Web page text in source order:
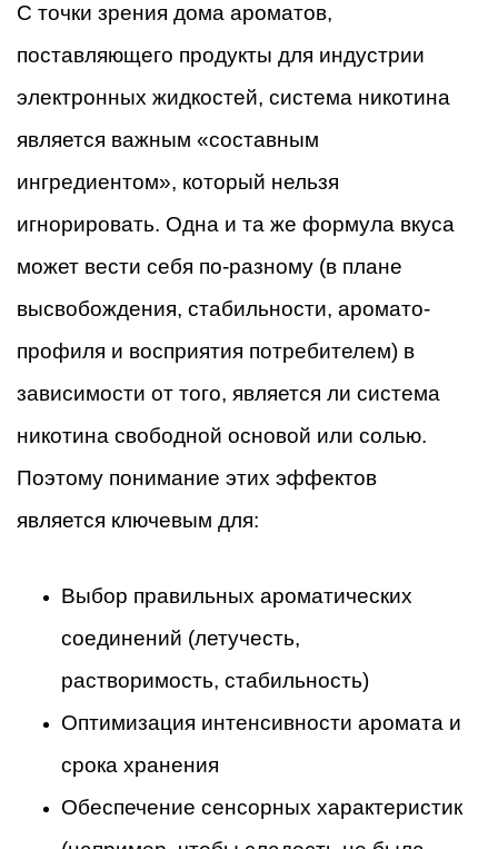
С точки зрения дома ароматов,
поставляющего продукты для индустрии
электронных жидкостей, система никотина
является важным «составным
ингредиентом», который нельзя
игнорировать. Одна и та же формула вкуса
может вести себя по-разному (в плане
высвобождения, стабильности, аромато-
профиля и восприятия потребителем) в
зависимости от того, является ли система
никотина свободной основой или солью.
Поэтому понимание этих эффектов
является ключевым для:
Выбор правильных ароматических
соединений (летучесть,
растворимость, стабильность)
Оптимизация интенсивности аромата и
срока хранения
Обеспечение сенсорных характеристик